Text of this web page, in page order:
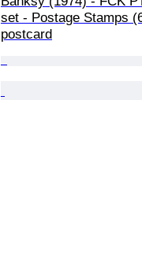
set - Postage Stamps
postcard